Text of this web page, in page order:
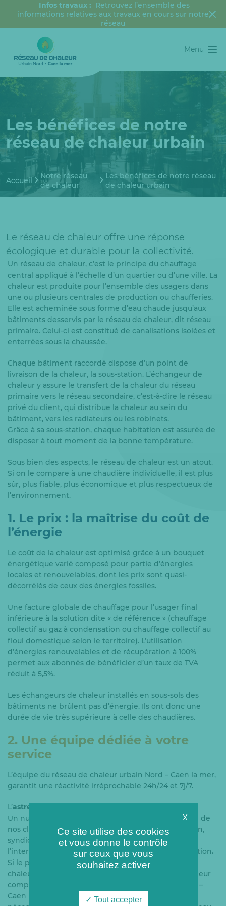
Infos travaux : Retrouvez l’ensemble des
informations relatives aux travaux en cours sur notre
réseau
Menu
Les bénéfices de notre
réseau de chaleur urbain
Accueil
Notre réseau
de chaleur
Les bénéfices de notre réseau
de chaleur urbain
Le réseau de chaleur offre une réponse
écologique et durable pour la collectivité.
Un réseau de chaleur, c’est le principe du chauffage
central appliqué à l’échelle d’un quartier ou d’une ville. La
chaleur est produite pour l’ensemble des usagers dans
une ou plusieurs centrales de production ou chaufferies.
Elle est acheminée sous forme d’eau chaude jusqu’aux
bâtiments desservis par le réseau de chaleur, dit réseau
primaire. Celui-ci est constitué de canalisations isolées et
enterrées sous la chaussée.
Chaque bâtiment raccordé dispose d’un point de
livraison de la chaleur, la sous-station. L’échangeur de
chaleur y assure le transfert de la chaleur du réseau
primaire vers le réseau secondaire, c’est-à-dire le réseau
privé du client, qui distribue la chaleur au sein du
bâtiment, vers les radiateurs ou les robinets.
Grâce à sa sous-station, chaque habitation est assurée de
disposer à tout moment de la bonne température.
Sous bien des aspects, le réseau de chaleur est un atout.
Si on le compare à une chaudière individuelle, il est plus
sûr, plus fiable, plus économique et plus respectueux de
l’environnement.
1. Le prix : la maîtrise du coût de
l’énergie
Le coût de la chaleur est optimisé grâce à un bouquet
énergétique varié composé pour partie d’énergies
locales et renouvelables, dont les prix sont quasi-
décorrélés de ceux des énergies fossiles.
Une facture globale de chauffage pour l’usager final
inférieure à la solution dite « de référence » (chauffage
collectif au gaz à condensation ou chauffage collectif au
fioul domestique selon le territoire). L’utilisation
d’énergies renouvelables et de récupération à 100%
permet aux abonnés de bénéficier d’un taux de TVA
réduit à 5,5%.
Les échangeurs de chaleur installés en sous-sols des
bâtiments ne brûlent pas d’énergie. Ils ont donc une
durée de vie très supérieure à celle des chaudières.
2. Une équipe dédiée à votre
service
L’équipe du réseau de chaleur urbain Nord – Caen la mer,
garantit une réactivité irréprochable 24h/24 et 7j/7.
L’astreinte est assurée 24h/24 et 7j/7
Un numéro de téléphone unique est à la disposition de
nos clients (gestionnaire de votre immeuble, gardien,
syndicat de copropriété, etc.) pour demander
l’intervention d’un technicien de l’équipe d’exploitation.
Si le problème provient effectivement du réseau de
chaleur (des moyens de production jusqu’à l’échangeur
compris), l’équipe du réseau de chaleur urbain Nord –
Caen la mer mettra en œuvre tous les moyens
X
Ce site utilise des cookies
et vous donne le contrôle
sur ceux que vous
souhaitez activer
Tout accepter